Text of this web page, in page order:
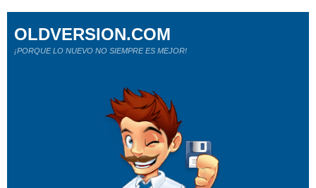
OLDVERSION.COM
¡PORQUE LO NUEVO NO SIEMPRE ES MEJOR!